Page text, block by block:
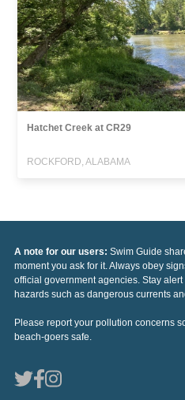
Hatchet Creek at CR29
ROCKFORD, ALABAMA
A note for our users: Swim Guide
moment you ask for it. Always obey
official government agencies. Stay
hazards such as dangerous currents
Please report your pollution concerns
beach-goers safe.